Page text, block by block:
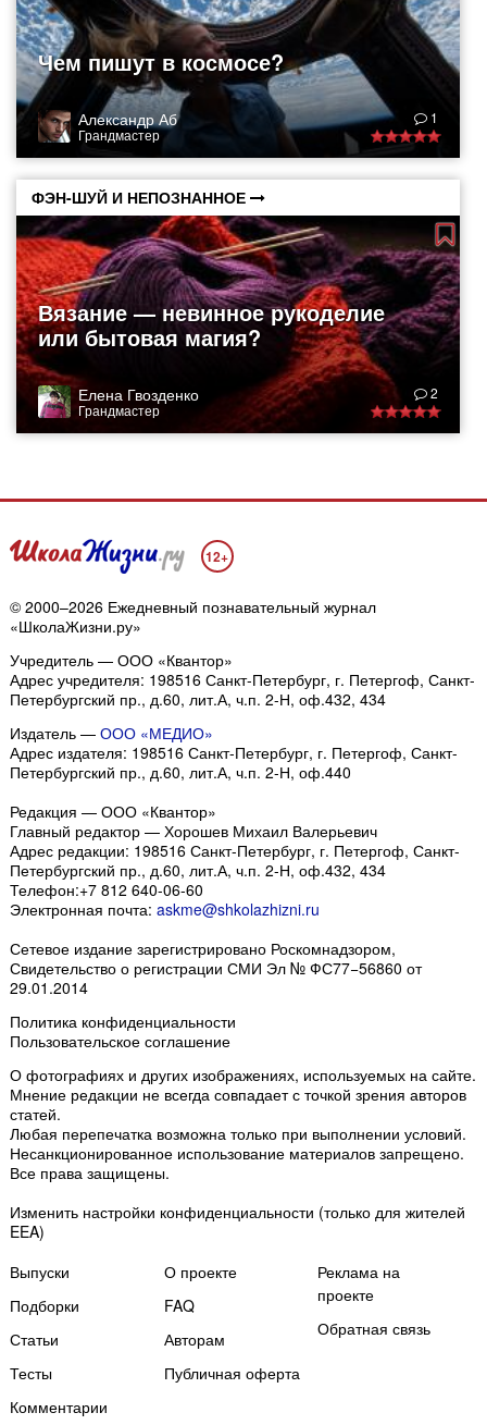
Чем пишут в космосе?
Александр Аб
Грандмастер
1
ФЭН-ШУЙ И НЕПОЗНАННОЕ
Вязание — невинное рукоделие
или бытовая магия?
Елена Гвозденко
Грандмастер
2
12+
© 2000–2026 Ежедневный познавательный журнал
«ШколаЖизни.ру»
Учредитель — ООО «Квантор»
Адрес учредителя: 198516 Санкт-Петербург, г. Петергоф, Санкт-
Петербургский пр., д.60, лит.А, ч.п. 2-Н, оф.432, 434
Издатель — ООО «МЕДИО»
Адрес издателя: 198516 Санкт-Петербург, г. Петергоф, Санкт-
Петербургский пр., д.60, лит.А, ч.п. 2-Н, оф.440
Редакция — ООО «Квантор»
Главный редактор — Хорошев Михаил Валерьевич
Адрес редакции: 198516 Санкт-Петербург, г. Петергоф, Санкт-
Петербургский пр., д.60, лит.А, ч.п. 2-Н, оф.432, 434
Телефон:+7 812 640-06-60
Электронная почта: askme@shkolazhizni.ru
Сетевое издание зарегистрировано Роскомнадзором,
Свидетельство о регистрации СМИ Эл № ФС77−56860 от
29.01.2014
Политика конфиденциальности
Пользовательское соглашение
О фотографиях и других изображениях, используемых на сайте.
Мнение редакции не всегда совпадает с точкой зрения авторов
статей.
Любая перепечатка возможна только при выполнении условий.
Несанкционированное использование материалов запрещено.
Все права защищены.
Изменить настройки конфиденциальности (только для жителей
EEA)
Выпуски
Подборки
Статьи
Тесты
Комментарии
О проекте
FAQ
Авторам
Публичная оферта
Реклама на
проекте
Обратная связь